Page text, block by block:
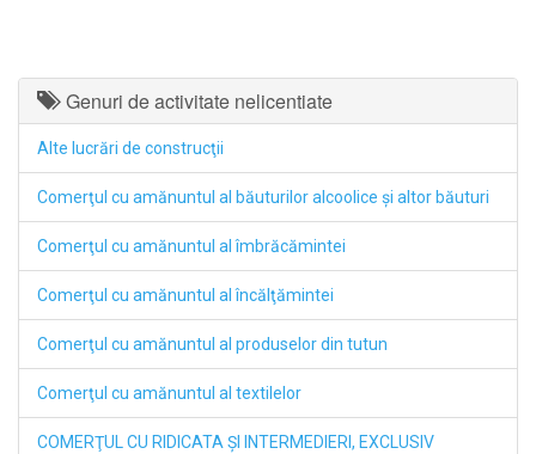
Genuri de activitate nelicentiate
Alte lucrări de construcţii
Comerţul cu amănuntul al băuturilor alcoolice şi altor băuturi
Comerţul cu amănuntul al îmbrăcămintei
Comerţul cu amănuntul al încălţămintei
Comerţul cu amănuntul al produselor din tutun
Comerţul cu amănuntul al textilelor
COMERŢUL CU RIDICATA ŞI INTERMEDIERI, EXCLUSIV